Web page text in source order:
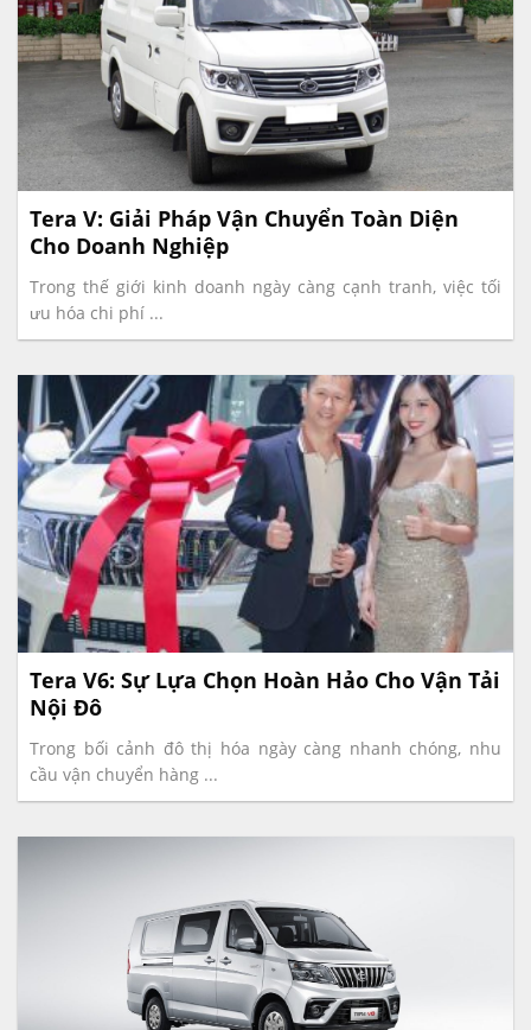
Tera V: Giải Pháp Vận Chuyển Toàn Diện
Cho Doanh Nghiệp
Trong thế giới kinh doanh ngày càng cạnh tranh, việc tối
ưu hóa chi phí ...
Tera V6: Sự Lựa Chọn Hoàn Hảo Cho Vận Tải
Nội Đô
Trong bối cảnh đô thị hóa ngày càng nhanh chóng, nhu
cầu vận chuyển hàng ...